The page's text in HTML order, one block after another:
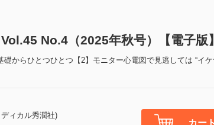
No.4（2025年秋号）【電子版】
礎からひとつひとつ【2】モニター心電図で見逃しては “イ
ィカル秀潤社)